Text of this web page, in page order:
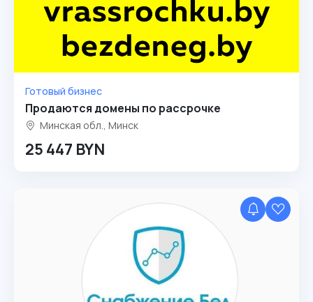
Готовый бизнес
Продаются домены по рассрочке
Минская обл., Минск
25 447 BYN